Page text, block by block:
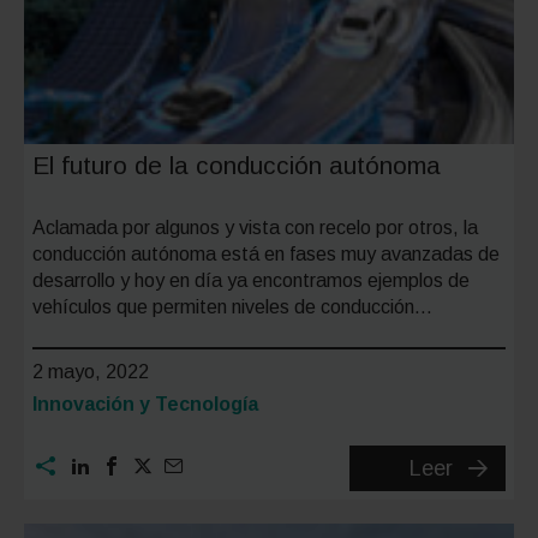
El futuro de la conducción autónoma
Aclamada por algunos y vista con recelo por otros, la
conducción autónoma está en fases muy avanzadas de
desarrollo y hoy en día ya encontramos ejemplos de
vehículos que permiten niveles de conducción…
2 mayo, 2022
Categoría:
Innovación y Tecnología
Leer
El